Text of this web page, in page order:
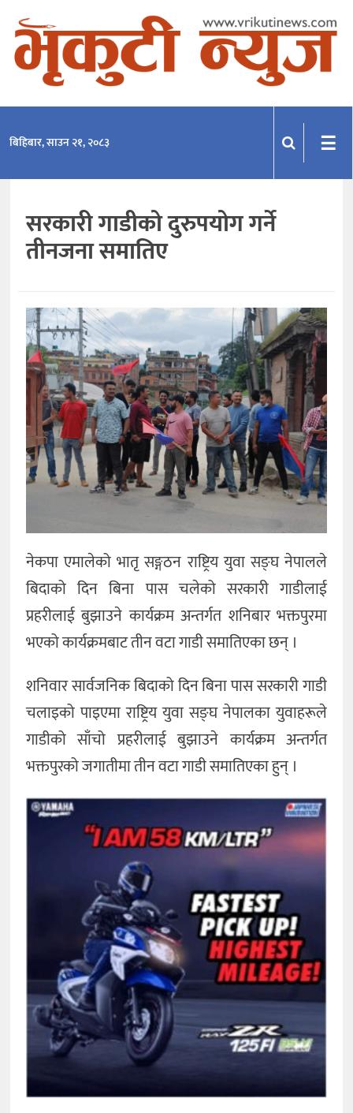
समाचार
अन्तराष्ट्रिय
साहित्य-
कला
बिहिबार, साउन २१, २०८३ ☰
सरकारी गाडीको दुरुपयोग गर्ने
तीनजना समातिए
नेकपा एमालेको भातृ सङ्गठन राष्ट्रिय युवा सङ्घ नेपालले
बिदाको दिन बिना पास चलेको सरकारी गाडीलाई
प्रहरीलाई बुझाउने कार्यक्रम अन्तर्गत शनिबार भक्तपुरमा
भएको कार्यक्रमबाट तीन वटा गाडी समातिएका छन् ।
शनिवार सार्वजनिक बिदाको दिन बिना पास सरकारी गाडी
चलाइको पाइएमा राष्ट्रिय युवा सङ्घ नेपालका युवाहरूले
गाडीको साँचो प्रहरीलाई बुझाउने कार्यक्रम अन्तर्गत
भक्तपुरको जगातीमा तीन वटा गाडी समातिएका हुन् ।